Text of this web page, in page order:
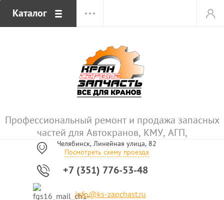
Каталог
Профессиональный ремонт и продажа запасных
частей для Автокранов, КМУ, АГП,
Челябинск, Линейная улица, 82
Посмотреть схему проезда
+7 (351) 776-53-48
info@ks-zapchast.ru